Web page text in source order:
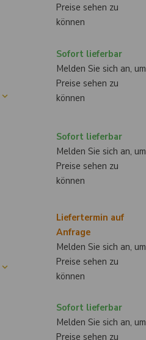
Preise sehen zu
können
Sofort lieferbar
Melden Sie sich an, um
Preise sehen zu
können
Sofort lieferbar
Melden Sie sich an, um
Preise sehen zu
können
Liefertermin auf
Anfrage
Melden Sie sich an, um
Preise sehen zu
können
Sofort lieferbar
Melden Sie sich an, um
Preise sehen zu